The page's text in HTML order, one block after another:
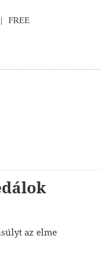
FREE
az elme